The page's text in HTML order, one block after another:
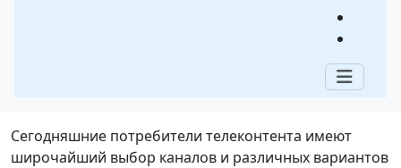
Как смотреть Триколор ТВ
Сегодняшние потребители телеконтента имеют
широчайший выбор каналов и различных вариантов